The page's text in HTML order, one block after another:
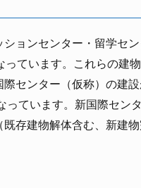
ョンセンター・留学セ
ています。これらの建
センター（仮称）の建
ています。新国際セン
存建物解体含む、新建物